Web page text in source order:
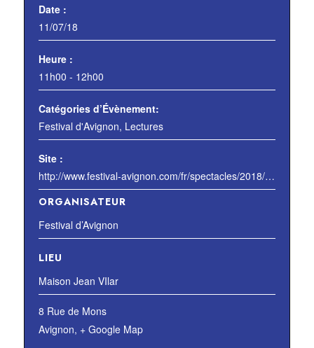
Date :
11/07/18
Heure :
11h00 - 12h00
Catégories d’Évènement:
Festival d'Avignon, Lectures
Site :
http://www.festival-avignon.com/fr/spectacles/2018/lectures-de-textes-de-francois-esperet-larronshttp://www.festival-avignon.com/fr/spectacles/2018/lectures-de-textes-de-francois-esperet-visions-de-jacob
ORGANISATEUR
Festival d’Avignon
LIEU
Maison Jean VIlar
8 Rue de Mons
Avignon, + Google Map